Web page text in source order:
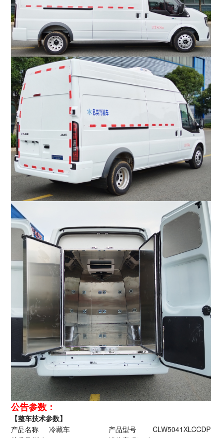
公告参数：
【整车技术参数】
产品名称
冷藏车 产品型号
CLW5041XLCCDP